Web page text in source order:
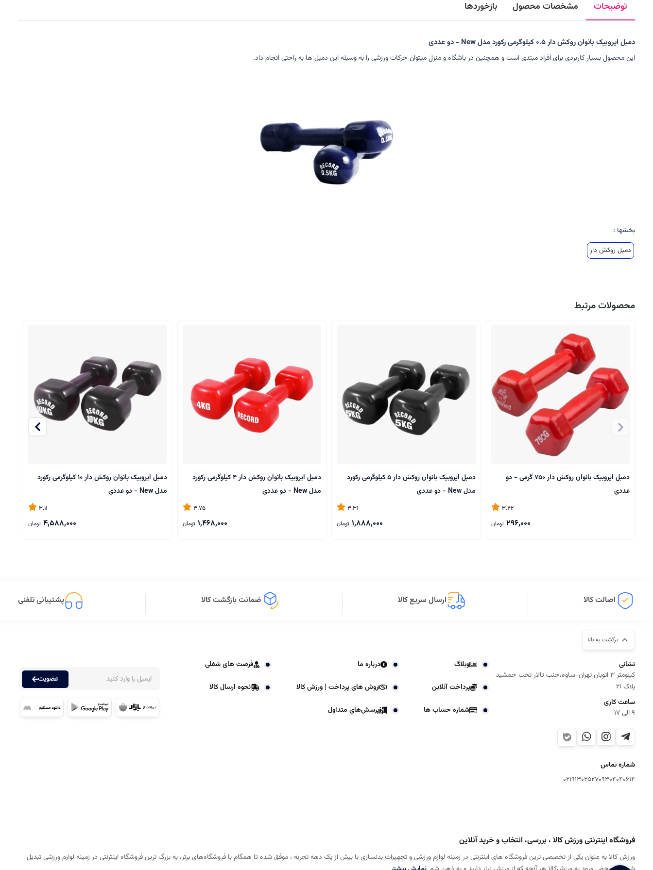
توضیحات مشخصات محصول بازخوردها
دمبل ایروبیک بانوان روکش‌ دار 0.5 کیلوگرمی رکورد مدل New - دو عددی
این محصول بسیار کاربردی برای افراد مبتدی است و همچنین در باشگاه و منزل میتوان حرکات ورزشی را به وسیله این دمبل ها به راحتی انجام داد.
بخشها :
دمبل روکش دار
محصولات مرتبط
دمبل ایروبیک بانوان روکش‌ دار 750 گرمی - دو
عددی
3.42
296,000 تومان
دمبل ایروبیک بانوان روکش‌ دار 5 کیلوگرمی رکورد
مدل New - دو عددی
3.31
1,888,000 تومان
دمبل ایروبیک بانوان روکش‌ دار 4 کیلوگرمی رکورد
مدل New - دو عددی
3.75
1,468,000 تومان
دمبل ایروبیک بانوان روکش‌ دار 10 کیلوگرمی رکورد
مدل New - دو عددی
3.11
4,588,000 تومان
اصالت کالا ارسال سریع کالا ضمانت بازگشت کالا پشتیبانی تلفنی
برگشت به بالا
نشانی
کیلومتر 3 اتوبان تهران-ساوه،جنب تالار تخت جمشید
پلاک 21
ساعت کاری
9 الی 17
شماره تماس
09304040614
02191302527
وبلاگ درباره ما فرصت های شغلی
پرداخت آنلاین روش های پرداخت | ورزش کالا نحوه ارسال کالا
شماره حساب ها پرسش‌های متداول
عضویت
فروشگاه اینترنتی ورزش کالا ، بررسی، انتخاب و خرید آنلاین
ورزش کالا به عنوان یکی از تخصصی ترین فروشگاه های اینترنتی در زمینه لوازم ورزشی و تجهیزات بدنسازی با بیش از یک دهه تجربه ، موفق شده تا همگام با فروشگاه‌های برتر، به بزرگ ترین فروشگاه اینترنتی در زمینه لوازم ورزشی تبدیل